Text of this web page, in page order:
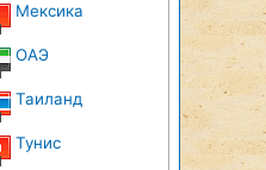
Мексика
ОАЭ
Таиланд
Тунис